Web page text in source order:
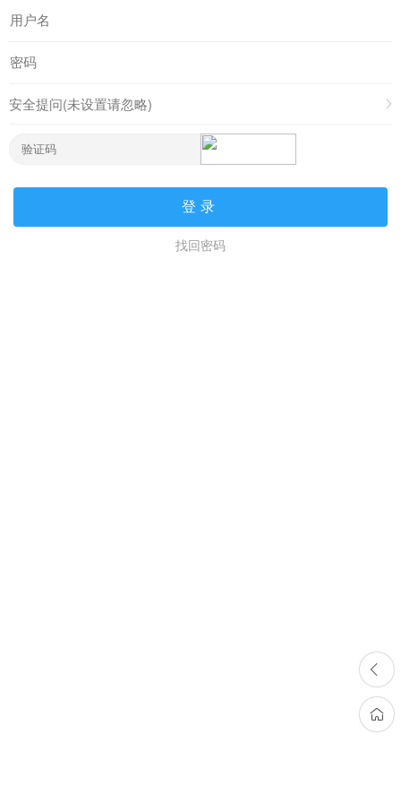
安全提问(未设置请忽略)
登录
找回密码